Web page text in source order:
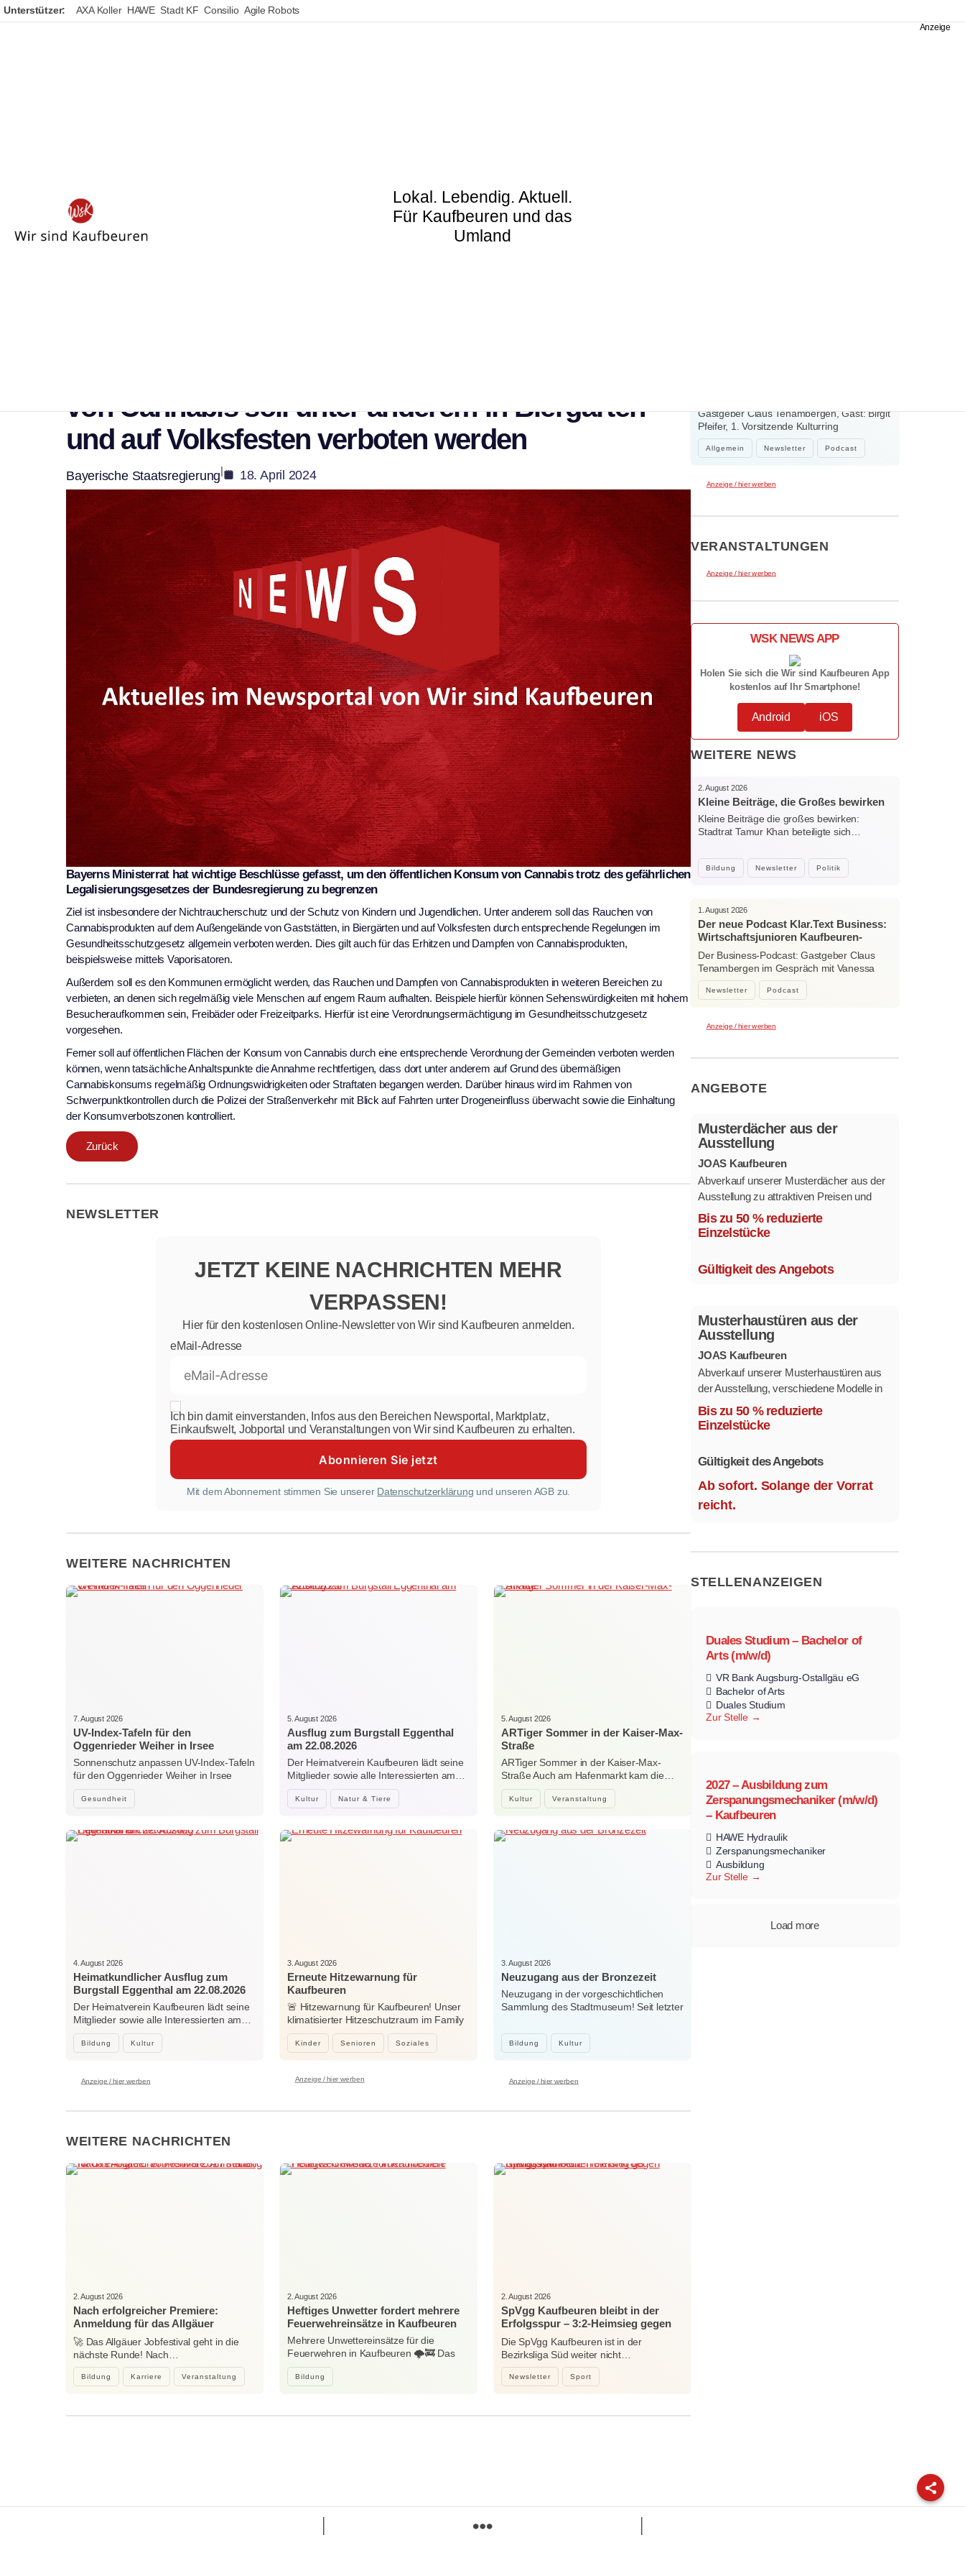
Unterstützer: AXA Koller HAWE Stadt KF Consilio Agile Robots
Lokal. Lebendig. Aktuell.
Für Kaufbeuren und das
Umland
von Cannabis soll unter anderem in Biergärten
und auf Volksfesten verboten werden
Bayerische Staatsregierung| 18. April 2024
Bayerns Ministerrat hat wichtige Beschlüsse gefasst, um den öffentlichen Konsum von Cannabis trotz des gefährlichen
Legalisierungsgesetzes der Bundesregierung zu begrenzen
Ziel ist insbesondere der Nichtraucherschutz und der Schutz von Kindern und Jugendlichen. Unter anderem soll das Rauchen von
Cannabisprodukten auf dem Außengelände von Gaststätten, in Biergärten und auf Volksfesten durch entsprechende Regelungen im
Gesundheitsschutzgesetz allgemein verboten werden. Dies gilt auch für das Erhitzen und Dampfen von Cannabisprodukten,
beispielsweise mittels Vaporisatoren.
Außerdem soll es den Kommunen ermöglicht werden, das Rauchen und Dampfen von Cannabisprodukten in weiteren Bereichen zu
verbieten, an denen sich regelmäßig viele Menschen auf engem Raum aufhalten. Beispiele hierfür können Sehenswürdigkeiten mit hohem
Besucheraufkommen sein, Freibäder oder Freizeitparks. Hierfür ist eine Verordnungsermächtigung im Gesundheitsschutzgesetz
vorgesehen.
Ferner soll auf öffentlichen Flächen der Konsum von Cannabis durch eine entsprechende Verordnung der Gemeinden verboten werden
können, wenn tatsächliche Anhaltspunkte die Annahme rechtfertigen, dass dort unter anderem auf Grund des übermäßigen
Cannabiskonsums regelmäßig Ordnungswidrigkeiten oder Straftaten begangen werden. Darüber hinaus wird im Rahmen von
Schwerpunktkontrollen durch die Polizei der Straßenverkehr mit Blick auf Fahrten unter Drogeneinfluss überwacht sowie die Einhaltung
der Konsumverbotszonen kontrolliert.
Zurück
NEWSLETTER
JETZT KEINE NACHRICHTEN MEHR
VERPASSEN!
Hier für den kostenlosen Online-Newsletter von Wir sind Kaufbeuren anmelden.
eMail-Adresse
Ich bin damit einverstanden, Infos aus den Bereichen Newsportal, Marktplatz,
Einkaufswelt, Jobportal und Veranstaltungen von Wir sind Kaufbeuren zu erhalten.
Mit dem Abonnement stimmen Sie unserer Datenschutzerklärung und unseren AGB zu.
WEITERE NACHRICHTEN
Gesundheit
7. August 2026
UV-Index-Tafeln für den
Oggenrieder Weiher in Irsee
Sonnenschutz anpassen UV-Index-Tafeln
für den Oggenrieder Weiher in Irsee
Kultur Natur & Tiere
5. August 2026
Ausflug zum Burgstall Eggenthal
am 22.08.2026
Der Heimatverein Kaufbeuren lädt seine
Mitglieder sowie alle Interessierten am…
Kultur Veranstaltung
5. August 2026
ARTiger Sommer in der Kaiser-Max-
Straße
ARTiger Sommer in der Kaiser-Max-
Straße Auch am Hafenmarkt kam die…
Bildung Kultur
4. August 2026
Heimatkundlicher Ausflug zum
Burgstall Eggenthal am 22.08.2026
Der Heimatverein Kaufbeuren lädt seine
Mitglieder sowie alle Interessierten am…
Kinder Senioren Soziales
3. August 2026
Erneute Hitzewarnung für
Kaufbeuren
🚨 Hitzewarnung für Kaufbeuren! Unser
klimatisierter Hitzeschutzraum im Family
Center…
Bildung Kultur
3. August 2026
Neuzugang aus der Bronzezeit
Neuzugang in der vorgeschichtlichen
Sammlung des Stadtmuseum! Seit letzter
Anzeige / hier werben Anzeige / hier werben Anzeige / hier werben
WEITERE NACHRICHTEN
Bildung Karriere Veranstaltung
2. August 2026
Nach erfolgreicher Premiere:
Anmeldung für das Allgäuer
Jobfestival 2027 startet
🚀 Das Allgäuer Jobfestival geht in die
nächste Runde! Nach…
Bildung
2. August 2026
Heftiges Unwetter fordert mehrere
Feuerwehreinsätze in Kaufbeuren
Mehrere Unwettereinsätze für die
Feuerwehren in Kaufbeuren 🌩️🚒 Das
heftige…
Newsletter Sport
2. August 2026
SpVgg Kaufbeuren bleibt in der
Erfolgsspur – 3:2-Heimsieg gegen
Niedersonthofen
Die SpVgg Kaufbeuren ist in der
Bezirksliga Süd weiter nicht…
Allgemein Newsletter Podcast
Kultur
Gastgeber Claus Tenambergen, Gast: Birgit
Pfeifer, 1. Vorsitzende Kulturring
Kaufbeuren…
Anzeige / hier werben
VERANSTALTUNGEN
Anzeige / hier werben
WSK NEWS APP
Holen Sie sich die Wir sind Kaufbeuren App
kostenlos auf Ihr Smartphone!
Android iOS
WEITERE NEWS
Bildung Newsletter Politik
2. August 2026
Kleine Beiträge, die Großes bewirken
Kleine Beiträge die großes bewirken:
Stadtrat Tamur Khan beteiligte sich…
Newsletter Podcast
1. August 2026
Der neue Podcast Klar.Text Business:
Wirtschaftsjunioren Kaufbeuren-
Ostallgäu – Menschen, Ideen und
starke Verbindungen
Der Business-Podcast: Gastgeber Claus
Tenambergen im Gespräch mit Vanessa
Bockhorni…
Anzeige / hier werben
ANGEBOTE
Musterdächer aus der
Ausstellung
JOAS Kaufbeuren
Abverkauf unserer Musterdächer aus der
Ausstellung zu attraktiven Preisen und
sofort verfügbar.
Mehrere Modelle in verschiedenen
Bis zu 50 % reduzierte
Einzelstücke
Gültigkeit des Angebots
Musterhaustüren aus der
Ausstellung
JOAS Kaufbeuren
Abverkauf unserer Musterhaustüren aus
der Ausstellung, verschiedene Modelle in
mehreren Farben und
Ausstattungsvarianten.
Bis zu 50 % reduzierte
Einzelstücke
Gültigkeit des Angebots
Ab sofort. Solange der Vorrat
reicht.
STELLENANZEIGEN
Duales Studium – Bachelor of
Arts (m/w/d)
VR Bank Augsburg-Ostallgäu eG
Bachelor of Arts
Duales Studium
Zur Stelle
2027 – Ausbildung zum
Zerspanungsmechaniker (m/w/d)
– Kaufbeuren
HAWE Hydraulik
Zerspanungsmechaniker
Ausbildung
Zur Stelle
Load more